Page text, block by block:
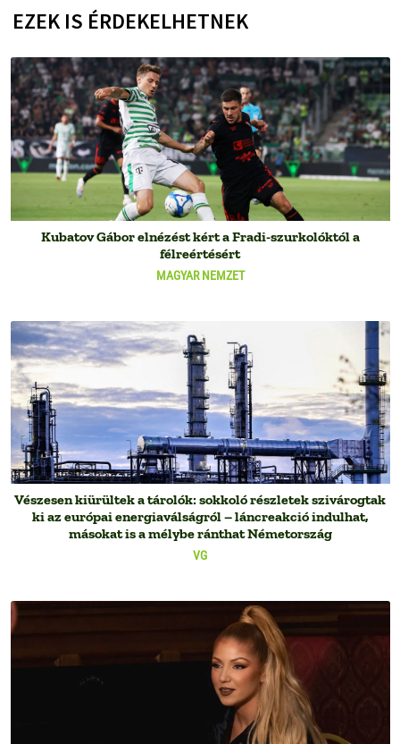
EZEK IS ÉRDEKELHETNEK
MAGYAR NEMZET
Kubatov Gábor elnézést kért a Fradi-szurkolóktól a
félreértésért
VG
Vészesen kiürültek a tárolók: sokkoló részletek szivárogtak
ki az európai energiaválságról – láncreakció indulhat,
másokat is a mélybe ránthat Németország